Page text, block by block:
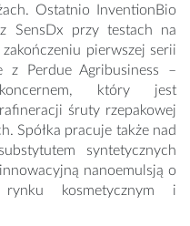
Ostatnio InventionBio
SensDx przy testach na
pierwszej serii
z Perdue Agribusiness –
który jest
śruty rzepakowej
Spółka pracuje także nad
syntetycznych
nanoemulsją o
kosmetycznym i